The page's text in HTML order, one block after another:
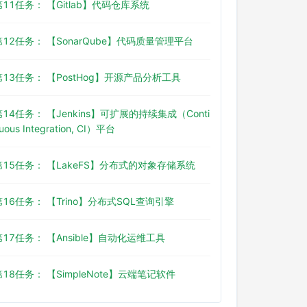
11任务： 【Gitlab】代码仓库系统
12任务： 【SonarQube】代码质量管理平台
13任务： 【PostHog】开源产品分析工具
14任务： 【Jenkins】可扩展的持续集成（Conti
Integration, CI）平台
15任务： 【LakeFS】分布式的对象存储系统
16任务： 【Trino】分布式SQL查询引擎
17任务： 【Ansible】自动化运维工具
18任务： 【SimpleNote】云端笔记软件